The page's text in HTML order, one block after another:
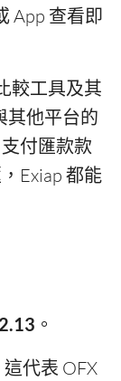
App 查看即
較工具及其
其他平台的
付匯款款
Exiap 都能
。
代表 OFX